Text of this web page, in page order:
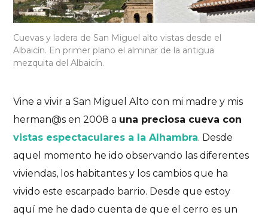
Cuevas y ladera de San Miguel alto vistas desde el
Albaicín. En primer plano el alminar de la antigua
mezquita del Albaicín.
Vine a vivir a San Miguel Alto con mi madre y mis
herman@s en 2008 a una preciosa cueva con
vistas espectaculares a la Alhambra. Desde
aquel momento he ido observando las diferentes
viviendas, los habitantes y los cambios que ha
vivido este escarpado barrio. Desde que estoy
aquí me he dado cuenta de que el cerro es un